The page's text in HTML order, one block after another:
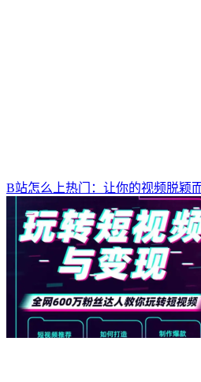
B站怎么上热门：让你的视频脱颖